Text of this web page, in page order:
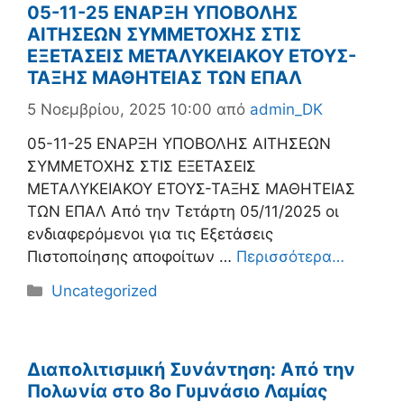
05-11-25 ΕΝΑΡΞΗ ΥΠΟΒΟΛΗΣ
ΑΙΤΗΣΕΩΝ ΣΥΜΜΕΤΟΧΗΣ ΣΤΙΣ
ΕΞΕΤΑΣΕΙΣ ΜΕΤΑΛΥΚΕΙΑΚΟΥ ΕΤΟΥΣ-
ΤΑΞΗΣ ΜΑΘΗΤΕΙΑΣ ΤΩΝ ΕΠΑΛ
5 Νοεμβρίου, 2025 10:00 από admin_DK
05-11-25 ΕΝΑΡΞΗ ΥΠΟΒΟΛΗΣ ΑΙΤΗΣΕΩΝ
ΣΥΜΜΕΤΟΧΗΣ ΣΤΙΣ ΕΞΕΤΑΣΕΙΣ
ΜΕΤΑΛΥΚΕΙΑΚΟΥ ΕΤΟΥΣ-ΤΑΞΗΣ ΜΑΘΗΤΕΙΑΣ
ΤΩΝ ΕΠΑΛ Από την Τετάρτη 05/11/2025 οι
ενδιαφερόμενοι για τις Εξετάσεις
Πιστοποίησης αποφοίτων … Περισσότερα…
Κατηγορίες
Uncategorized
Διαπολιτισμική Συνάντηση: Από την
Πολωνία στο 8ο Γυμνάσιο Λαμίας